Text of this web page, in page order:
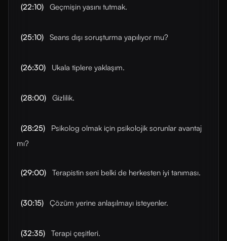
(22:10) Geçmişin yasını tutmak.
(25:10) Seans dışı soruşturma yapılıyor mu?
(26:30) Ukala tiplere yaklaşım.
(28:00) Gizlilik.
(28:25)
Psikolog olmak için psikolojik sorunlar avantaj
mı?
(29:00) Terapistin seni belki de herkesten iyi tanıması.
(30:15) Çözüm yerine anlaşılmayı isteyenler.
(32:35) Terapi çeşitleri.